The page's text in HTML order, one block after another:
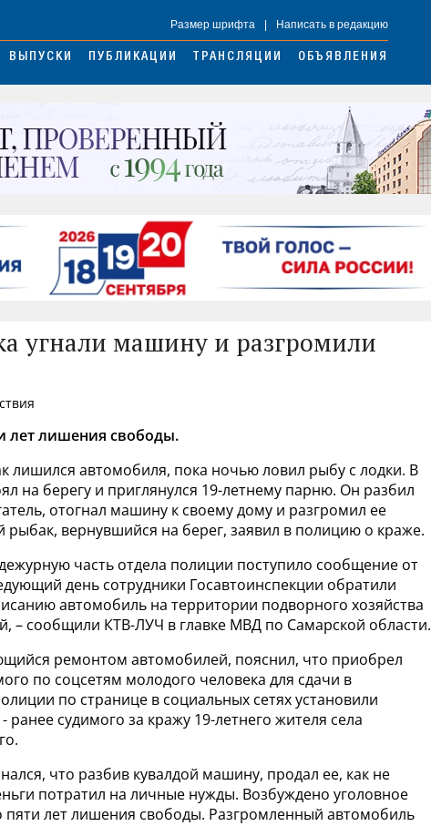
Размер шрифта Написать в редакцию
ВЫПУСКИ ПУБЛИКАЦИИ ТРАНСЛЯЦИИ ОБЪЯВЛЕНИЯ
угнали машину и разгромили
лет лишения свободы.
лишился автомобиля, пока ночью ловил рыбу с лодки. В
на берегу и приглянулся 19-летнему парню. Он разбил
отогнал машину к своему дому и разгромил ее
рыбак, вернувшийся на берег, заявил в полицию о краже.
часть отдела полиции поступило сообщение от
день сотрудники Госавтоинспекции обратили
автомобиль на территории подворного хозяйства
– сообщили КТВ-ЛУЧ в главке МВД по Самарской области.
ремонтом автомобилей, пояснил, что приобрел
по соцсетям молодого человека для сдачи в
по странице в социальных сетях установили
судимого за кражу 19-летнего жителя села
что разбив кувалдой машину, продал ее, как не
потратил на личные нужды. Возбуждено уголовное
пяти лет лишения свободы. Разгромленный автомобиль